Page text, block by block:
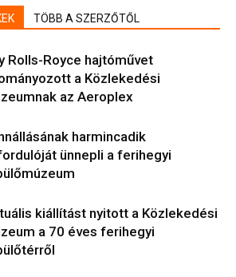
TÖBB A SZERZŐTŐL
Rolls-Royce hajtóművet
a Közlekedési
az Aeroplex
harmincadik
ünnepli a ferihegyi
kiállítást nyitott a Közlekedési
a 70 éves ferihegyi